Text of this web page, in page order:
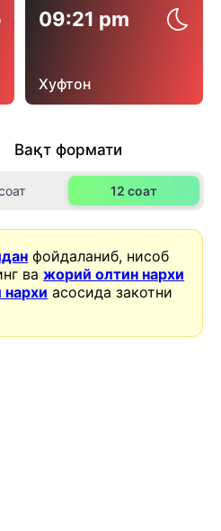
09:21 pm
Хуфтон
Вақт формати
12 соат
фойдаланиб, нисоб
важорий олтин нархи
асосида закотни